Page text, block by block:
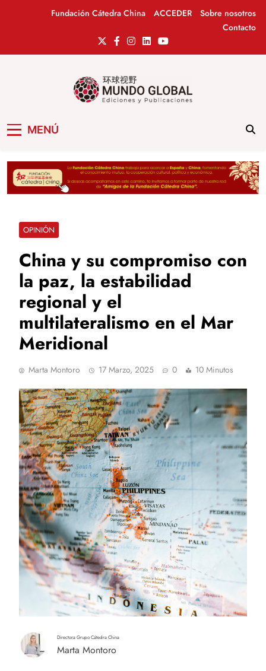
Fundación Cátedra China ACCEDER
Sobre nosotros
Contacto
MENÚ
OPINIÓN
China y su compromiso con
la paz, la estabilidad
regional y el
multilateralismo en el Mar
Meridional
Marta Montoro 17 Marzo, 2025 0 10 Minutos
Directora Grupo Cátedra China
Marta Montoro